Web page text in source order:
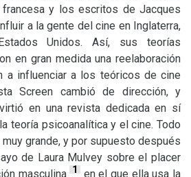
y los escritos de Jacques
a la gente del cine en Inglaterra,
Unidos. Así, sus teorías
en gran medida una reelaboración
a influenciar a los teóricos de cine
Screen cambió de dirección, y
en una revista dedicada en sí
teoría psicoanalítica y el cine. Todo
grande, y por supuesto después
de Laura Mulvey sobre el placer
masculina 1 en el que ella usa la